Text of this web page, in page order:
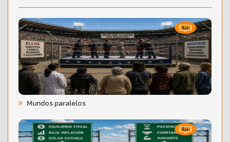
Mundos paralelos